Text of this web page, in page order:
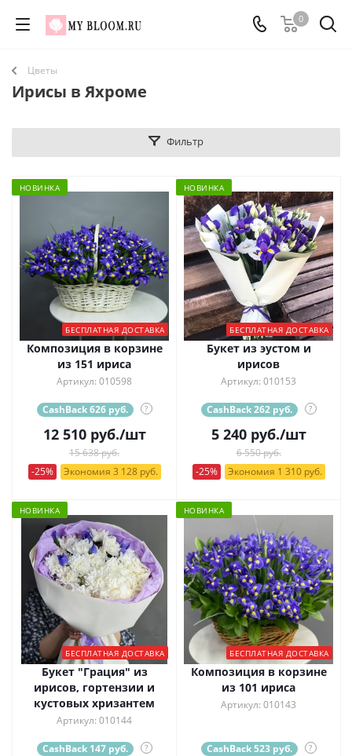
0
Цветы
Ирисы в Яхроме
Фильтр
НОВИНКА
БЕСПЛАТНАЯ ДОСТАВКА
Композиция в корзине
из 151 ириса
Артикул: 010598
CashBack 626 руб. ?
12 510руб./шт
15 638 руб.
-25%
Экономия 3 128 руб.
НОВИНКА
БЕСПЛАТНАЯ ДОСТАВКА
Букет из эустом и
ирисов
Артикул: 010153
CashBack 262 руб. ?
5 240руб./шт
6 550 руб.
-25%
Экономия 1 310 руб.
НОВИНКА
БЕСПЛАТНАЯ ДОСТАВКА
Букет "Грация" из
ирисов, гортензии и
кустовых хризантем
Артикул: 010144
CashBack 147 руб. ?
НОВИНКА
БЕСПЛАТНАЯ ДОСТАВКА
Композиция в корзине
из 101 ириса
Артикул: 010143
CashBack 523 руб. ?